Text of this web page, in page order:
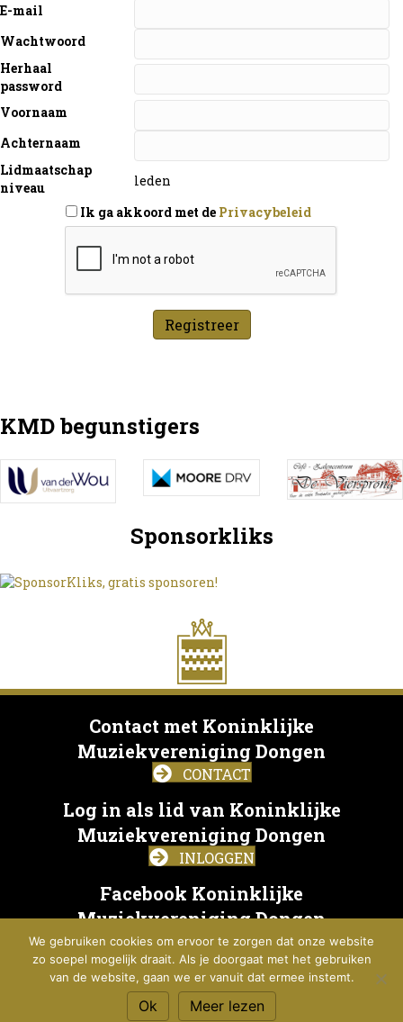
E-mail
Wachtwoord
Herhaal
password
Voornaam
Achternaam
Lidmaatschap
niveau
leden
Ik ga akkoord met de Privacybeleid
KMD begunstigers
Sponsorkliks
Contact met Koninklijke
Muziekvereniging Dongen
CONTACT
Log in als lid van Koninklijke
Muziekvereniging Dongen
INLOGGEN
Facebook Koninklijke
Muziekvereniging Dongen
FACEBOOK
© 2017 Koninklijke Muziekvereniging Dongen. Een website
We gebruiken cookies om ervoor te zorgen dat onze website
zo soepel mogelijk draait. Als je doorgaat met het gebruiken
van de website, gaan we er vanuit dat ermee instemt.
Ok Meer lezen